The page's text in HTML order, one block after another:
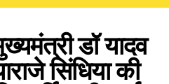
डॉ यादव
सिंधिया की